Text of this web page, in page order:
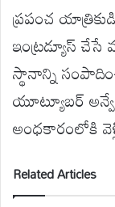
ప్రపంచ
ఇంట్రడ్యూస్ చేసే
స్థానాన్ని
యూట్యూబర్
అంధకారంలోకి
Related Articles